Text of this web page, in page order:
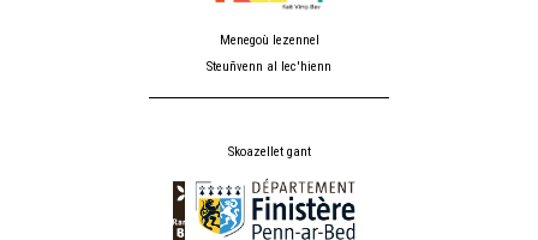
Menegoù lezennel
Steuñvenn al lec'hienn
Skoazellet gant